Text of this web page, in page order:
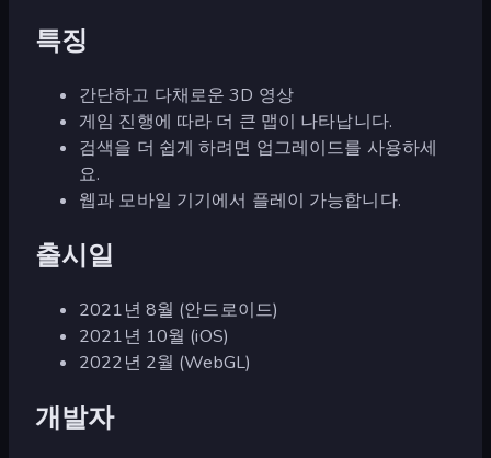
특징
간단하고 다채로운 3D 영상
게임 진행에 따라 더 큰 맵이 나타납니다.
검색을 더 쉽게 하려면 업그레이드를 사용하세
요.
웹과 모바일 기기에서 플레이 가능합니다.
출시일
2021년 8월 (안드로이드)
2021년 10월 (iOS)
2022년 2월 (WebGL)
개발자